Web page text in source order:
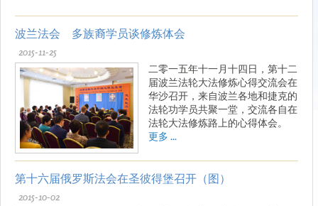
波兰法会 多族裔学员谈修炼体会
2015-11-25
二零一五年十一月十四日，第十二
届波兰法轮大法修炼心得交流会在
华沙召开，来自波兰各地和捷克的
法轮功学员共聚一堂，交流各自在
法轮大法修炼路上的心得体会。
更多 ...
第十六届俄罗斯法会在圣彼得堡召开（图）
2015-10-02